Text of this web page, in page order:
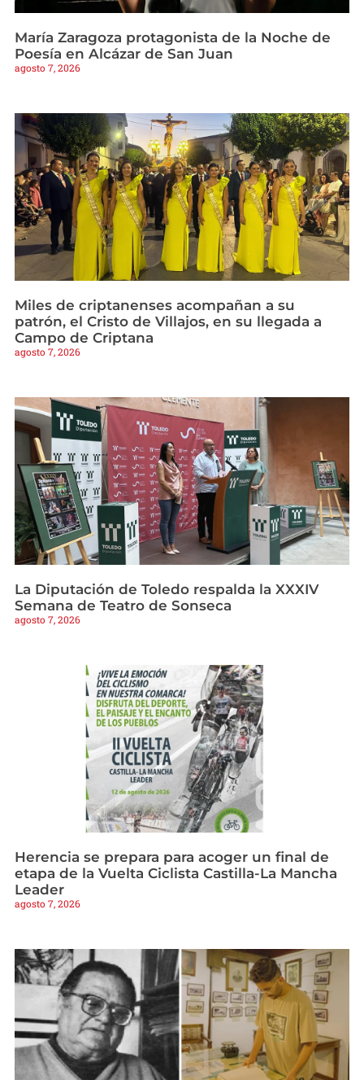
María Zaragoza protagonista de la Noche de
Poesía en Alcázar de San Juan
agosto 7, 2026
Miles de criptanenses acompañan a su
patrón, el Cristo de Villajos, en su llegada a
Campo de Criptana
agosto 7, 2026
La Diputación de Toledo respalda la XXXIV
Semana de Teatro de Sonseca
agosto 7, 2026
Herencia se prepara para acoger un final de
etapa de la Vuelta Ciclista Castilla-La Mancha
Leader
agosto 7, 2026